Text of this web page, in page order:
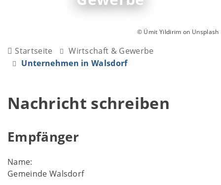
© Ümit Yildirim on Unsplash
Startseite
Wirtschaft & Gewerbe
Unternehmen in Walsdorf
Nachricht schreiben
Empfänger
Name:
Gemeinde Walsdorf